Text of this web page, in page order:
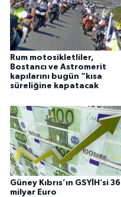
Rum motosikletliler,
Bostancı ve Astromerit
kapılarını bugün “kısa
süreliğine kapatacak
Güney Kıbrıs’ın GSYİH’si 36
milyar Euro